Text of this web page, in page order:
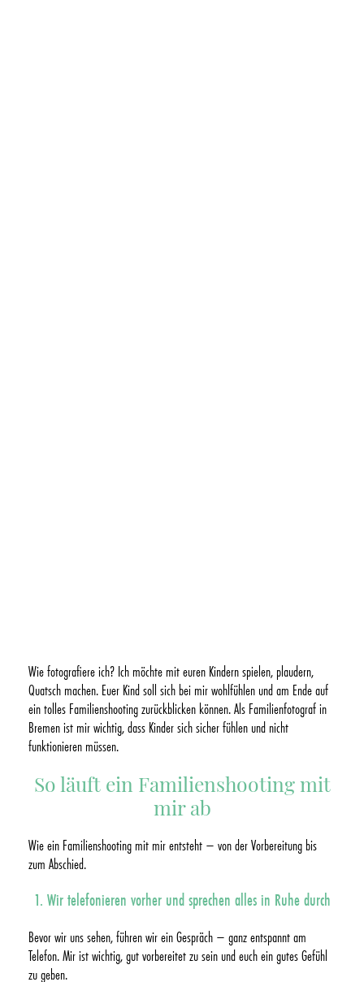
Wie fotografiere ich? Ich möchte mit euren Kindern spielen, plaudern,
Quatsch machen. Euer Kind soll sich bei mir wohlfühlen und am Ende auf
ein tolles Familienshooting zurückblicken können. Als Familienfotograf in
Bremen ist mir wichtig, dass Kinder sich sicher fühlen und nicht
funktionieren müssen.
So läuft ein Familienshooting mit
mir ab
Wie ein Familienshooting mit mir entsteht – von der Vorbereitung bis
zum Abschied.
1. Wir telefonieren vorher und sprechen alles in Ruhe durch
Bevor wir uns sehen, führen wir ein Gespräch – ganz entspannt am
Telefon. Mir ist wichtig, gut vorbereitet zu sein und euch ein gutes Gefühl
zu geben.